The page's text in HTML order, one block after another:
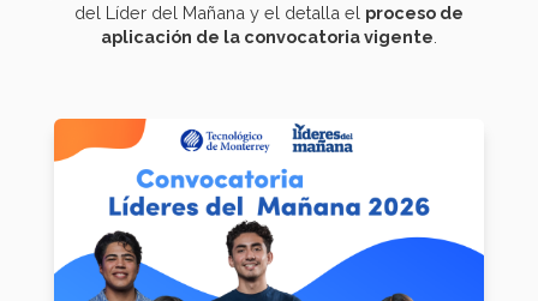
del Líder del Mañana y el detalla el proceso de
aplicación de la convocatoria vigente